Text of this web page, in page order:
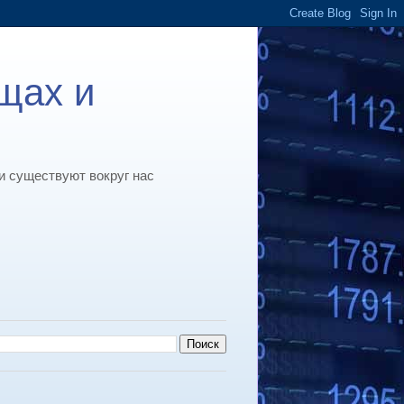
и
вокруг нас